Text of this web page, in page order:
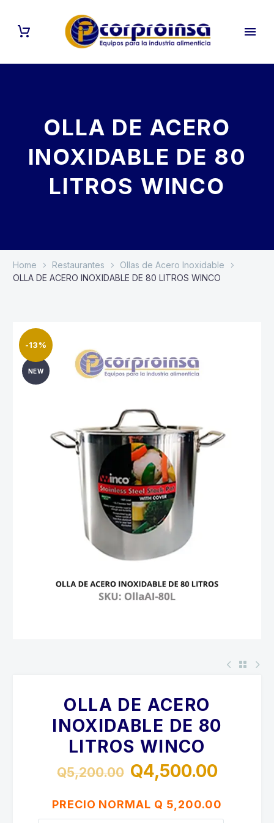
OLLA DE ACERO
INOXIDABLE DE 80
LITROS WINCO
Home Restaurantes
Ollas de Acero Inoxidable
OLLA DE ACERO INOXIDABLE DE 80 LITROS WINCO
-13%
NEW
OLLA DE ACERO
INOXIDABLE DE 80
LITROS WINCO
Q5,200.00
precio
Q4,500.00
precio
PRECIO NORMAL Q 5,200.00